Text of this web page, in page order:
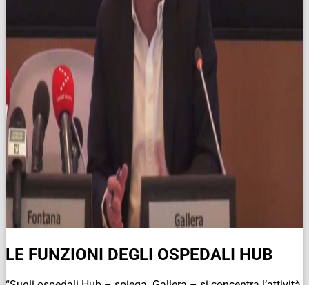
LE FUNZIONI DEGLI OSPEDALI HUB